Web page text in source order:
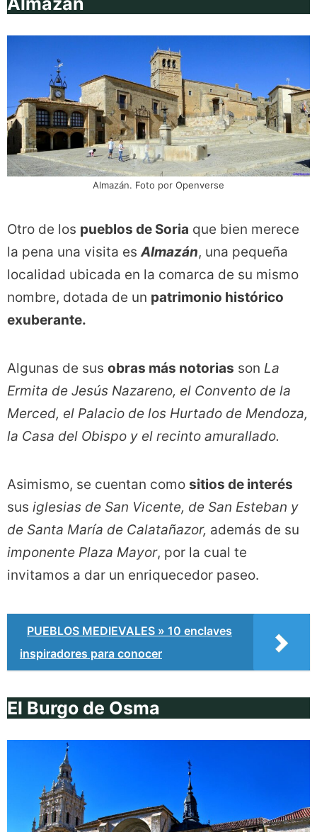
Almazán. Foto por Openverse
Otro de los pueblos de Soria que bien merece
la pena una visita esAlmazán, una pequeña
localidad ubicada en la comarca de su mismo
nombre, dotada de un patrimonio histórico
exuberante.
Algunas de sus obras más notorias son La
Ermita de Jesús Nazareno, el Convento de la
Merced, el Palacio de los Hurtado de Mendoza,
la Casa del Obispo y el recinto amurallado.
Asimismo, se cuentan como sitios de interés
sus iglesias de San Vicente, de San Esteban y
de Santa María de Calatañazor, además de su
imponente Plaza Mayor, por la cual te
invitamos a dar un enriquecedor paseo.
PUEBLOS MEDIEVALES » 10 enclaves
inspiradores para conocer
El Burgo de Osma